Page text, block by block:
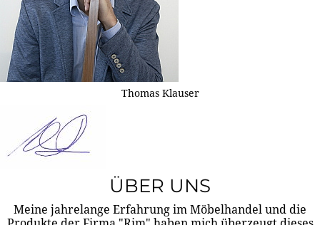
Thomas Klauser
ÜBER UNS
Meine jahrelange Erfahrung im Möbelhandel und die